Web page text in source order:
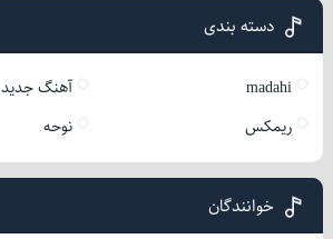
دسته بندی
madahi
آهنگ جدید
ریمکس
نوحه
خوانندگان